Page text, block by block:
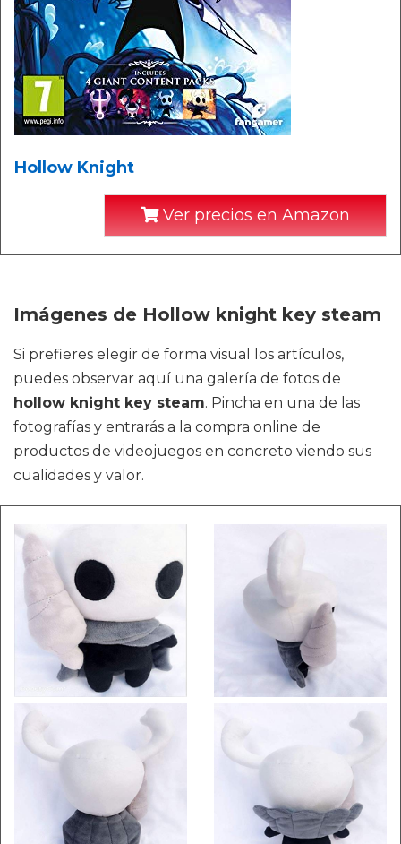
Hollow Knight
Ver precios en Amazon
Imágenes de Hollow knight key steam
Si prefieres elegir de forma visual los artículos,
puedes observar aquí una galería de fotos de
hollow knight key steam. Pincha en una de las
fotografías y entrarás a la compra online de
productos de videojuegos en concreto viendo sus
cualidades y valor.